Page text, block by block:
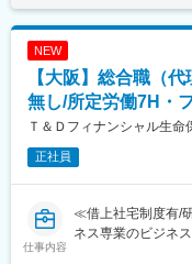
また、フレックス
ており、専門性を
がしやすい点も大き
・リースや融資等
提案が可能
・当社は”金利勝負
■魅力
リコーGの中で作
NEW
【大阪】総合職（
無し/所定労働7H・
Ｔ＆Ｄフィナンシャル生命
正社員
仕事内容
≪借上社宅制度有/
ネス専業のビジネ